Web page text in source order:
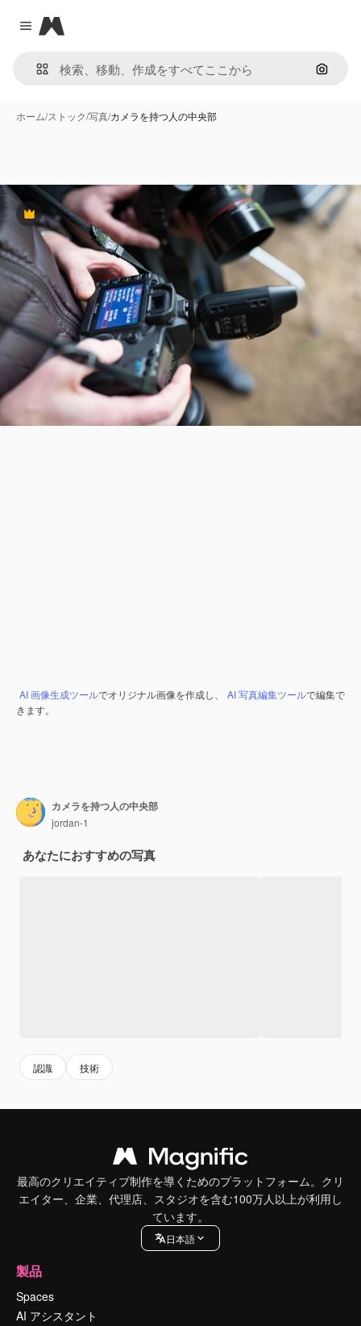
Close menu
Magnific
画像で
ホーム/ストック/写真/カメラを持つ人の中央部
Premium
AI 画像生成ツールでオリジナル画像を作成し、 AI 写真編集ツールで編集で
きます。
カメラを持つ人の中央部
jordan-1
あなたにおすすめの写真
認識 技術
最高のクリエイティブ制作を導くためのプラットフォーム。クリ
エイター、企業、代理店、スタジオを含む100万人以上が利用し
ています。
日本語
製品
Spaces
AI アシスタント